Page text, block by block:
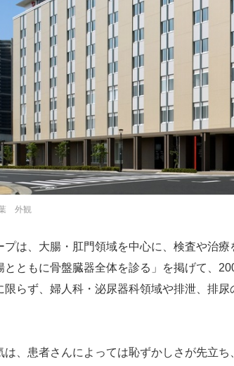
外観
プは、大腸・肛門領域を中心に、検査や治
とともに骨盤臓器全体を診る」を掲げて、
限らず、婦人科・泌尿器科領域や排泄、排
は、患者さんによっては恥ずかしさが先立